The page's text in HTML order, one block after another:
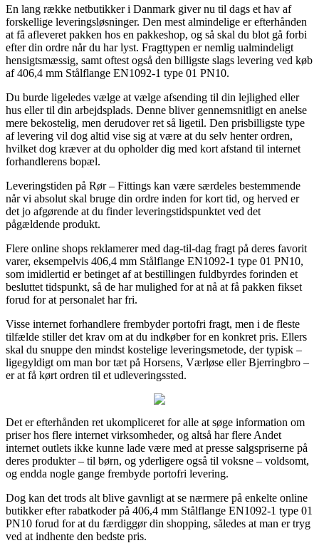
En lang række netbutikker i Danmark giver nu til dags et hav af
forskellige leveringsløsninger. Den mest almindelige er efterhånden
at få afleveret pakken hos en pakkeshop, og så skal du blot gå forbi
efter din ordre når du har lyst. Fragttypen er nemlig ualmindeligt
hensigtsmæssig, samt oftest også den billigste slags levering ved køb
af 406,4 mm Stålflange EN1092-1 type 01 PN10.
Du burde ligeledes vælge at vælge afsending til din lejlighed eller
hus eller til din arbejdsplads. Denne bliver gennemsnitligt en anelse
mere bekostelig, men derudover ret så ligetil. Den prisbilligste type
af levering vil dog altid vise sig at være at du selv henter ordren,
hvilket dog kræver at du opholder dig med kort afstand til internet
forhandlerens bopæl.
Leveringstiden på Rør – Fittings kan være særdeles bestemmende
når vi absolut skal bruge din ordre inden for kort tid, og herved er
det jo afgørende at du finder leveringstidspunktet ved det
pågældende produkt.
Flere online shops reklamerer med dag-til-dag fragt på deres favorit
varer, eksempelvis 406,4 mm Stålflange EN1092-1 type 01 PN10,
som imidlertid er betinget af at bestillingen fuldbyrdes forinden et
besluttet tidspunkt, så de har mulighed for at nå at få pakken fikset
forud for at personalet har fri.
Visse internet forhandlere frembyder portofri fragt, men i de fleste
tilfælde stiller det krav om at du indkøber for en konkret pris. Ellers
skal du snuppe den mindst kostelige leveringsmetode, der typisk –
ligegyldigt om man bor tæt på Horsens, Værløse eller Bjerringbro –
er at få kørt ordren til et udleveringssted.
Det er efterhånden ret ukompliceret for alle at søge information om
priser hos flere internet virksomheder, og altså har flere Andet
internet outlets ikke kunne lade være med at presse salgspriserne på
deres produkter – til børn, og yderligere også til voksne – voldsomt,
og endda nogle gange frembyde portofri levering.
Dog kan det trods alt blive gavnligt at se nærmere på enkelte online
butikker efter rabatkoder på 406,4 mm Stålflange EN1092-1 type 01
PN10 forud for at du færdiggør din shopping, således at man er tryg
ved at indhente den bedste pris.